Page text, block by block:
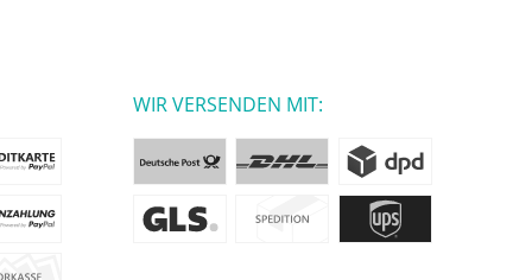
WIR VERSENDEN MIT: